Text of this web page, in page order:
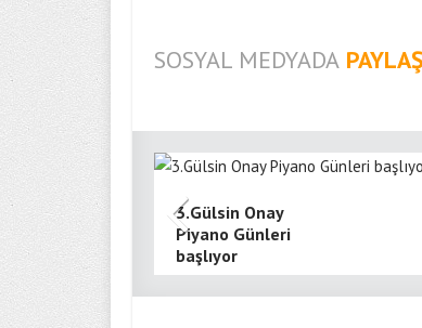
SOSYAL MEDYADA
3.Gülsin Onay
Piyano Günleri
başlıyor